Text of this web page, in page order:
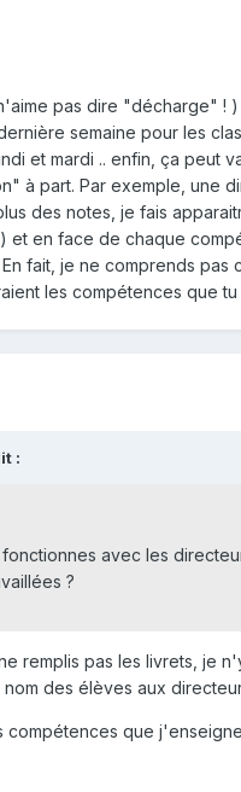
pas dire "décharge" !
semaine pour les
et mardi .. enfin, ça peut
à part. Par exemple, une
des notes, je fais
et en face de chaque
fait, je ne comprends pas
les compétences que tu
:
avec les
?
remplis pas les livrets, je
des élèves aux
compétences que